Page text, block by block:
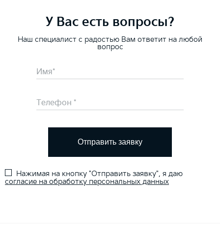
У Вас есть вопросы?
Наш специалист с радостью Вам ответит на любой
вопрос
Отправить заявку
Нажимая на кнопку "Отправить заявку", я даю
согласие на обработку персональных данных